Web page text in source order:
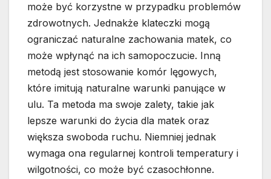
może być korzystne w przypadku problemów
zdrowotnych. Jednakże klateczki mogą
ograniczać naturalne zachowania matek, co
może wpłynąć na ich samopoczucie. Inną
metodą jest stosowanie komór lęgowych,
które imitują naturalne warunki panujące w
ulu. Ta metoda ma swoje zalety, takie jak
lepsze warunki do życia dla matek oraz
większa swoboda ruchu. Niemniej jednak
wymaga ona regularnej kontroli temperatury i
wilgotności, co może być czasochłonne.